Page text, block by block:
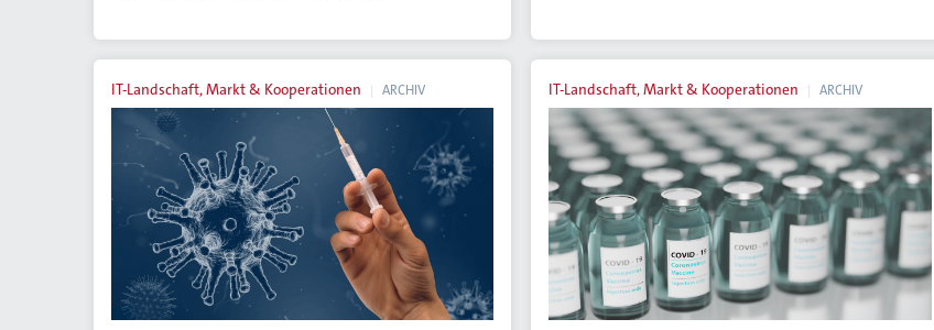
IT-Landschaft, Markt & Kooperationen ARCHIV IT-Landschaft, Markt & Kooperationen ARCHIV